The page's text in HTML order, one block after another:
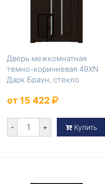
Дверь межкомнатная
темно-коричневая 49XN
Дарк Браун, стекло
от 15 422
- + Купить